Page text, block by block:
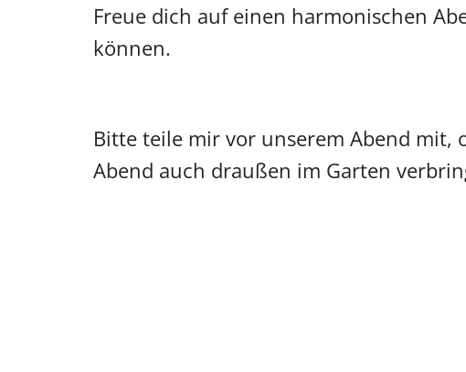
Freue dich auf einen harmonischen
können.
Bitte teile mir vor unserem Abend mit,
Abend auch draußen im Garten